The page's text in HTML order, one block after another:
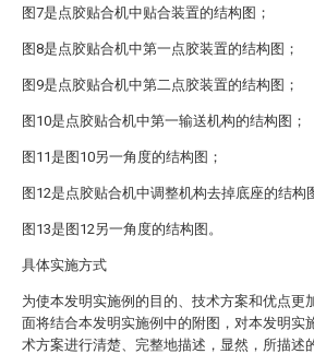
图7是点胶贴合机中贴合装置的结构图；
图8是点胶贴合机中第一点胶装置的结构图；
图9是点胶贴合机中第二点胶装置的结构图；
图10是点胶贴合机中第一输送机构的结构图；
图11是图10另一角度的结构图；
图12是点胶贴合机中调整机构去掉底座的结构
图13是图12另一角度的结构图。
具体实施方式
为使本发明实施例的目的、技术方案和优点更
面将结合本发明实施例中的附图，对本发明实
术方案进行清楚、完整地描述，显然，所描述